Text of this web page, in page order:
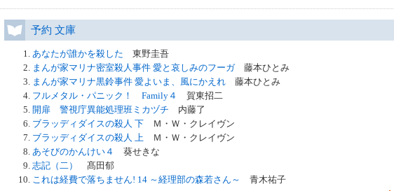
予約 文庫
あなたが誰かを殺した 東野圭吾
まんが家マリナ密室殺人事件 愛と哀しみのフーガ藤本ひとみ
まんが家マリナ黒鈴事件 愛よいま、風にかえれ 藤本ひとみ
フルメタル・パニック！ Family４
賀東招二
開扉 警視庁異能処理班ミカヅチ 内藤了
ブラッディダイスの殺人 下 Ｍ・Ｗ・クレイヴン
ブラッディダイスの殺人 上 Ｍ・Ｗ・クレイヴン
あそびのかんけい４
葵せきな
志記（二）
髙田郁
これは経費で落ちません! 14 ～経理部の森若さん～
青木祐子